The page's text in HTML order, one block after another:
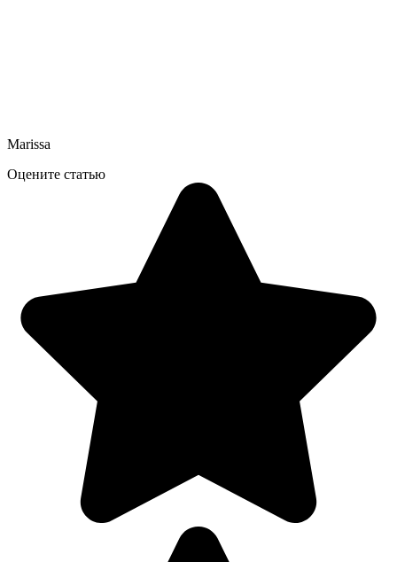
Marissa
Оцените статью